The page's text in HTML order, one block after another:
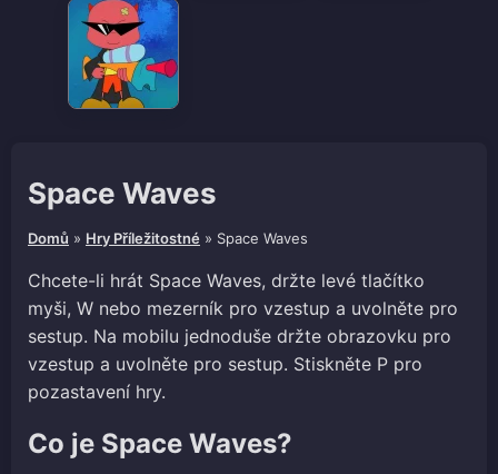
Space Waves
Domů » Hry Příležitostné » Space Waves
Chcete-li hrát Space Waves, držte levé tlačítko
myši, W nebo mezerník pro vzestup a uvolněte pro
sestup. Na mobilu jednoduše držte obrazovku pro
vzestup a uvolněte pro sestup. Stiskněte P pro
pozastavení hry.
Co je Space Waves?